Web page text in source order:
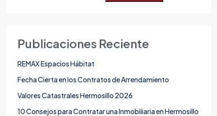
Publicaciones Reciente
REMAX Espacios Hábitat
Fecha Cierta en los Contratos de Arrendamiento
Valores Catastrales Hermosillo 2026
10 Consejos para Contratar una Inmobiliaria en Hermosillo